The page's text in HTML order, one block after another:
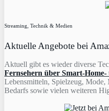
Streaming, Technik & Medien
Aktuelle Angebote bei
Aktuell gibt es wieder diverse
Fernsehern über Smart-
Lebensmitteln, Spielzeug,
Bedarfs sowie vielen weiteren